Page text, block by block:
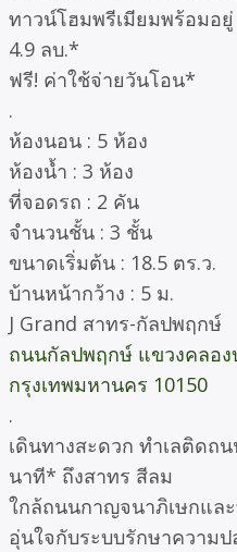
ทาวน์โฮมพรีเมียมพร้อมอ
4.9 ลบ.*
ฟรี! ค่าใช้จ่ายวันโอน*
.
ห้องนอน : 5 ห้อง
ห้องน้ำ : 3 ห้อง
ที่จอดรถ : 2 คัน
จำนวนชั้น : 3 ชั้น
ขนาดเริ่มต้น : 18.5 ตร.ว.
บ้านหน้ากว้าง : 5 ม.
J Grand สาทร-กัลปพฤกษ์
ถนนกัลปพฤกษ์ แขวงคลอง
กรุงเทพมหานคร 10150
.
เดินทางสะดวก ทำเลติดถ
นาที* ถึงสาทร สีลม
ใกล้ถนนกาญจนาภิเษกแล
อุ่นใจกับระบบรักษาความ